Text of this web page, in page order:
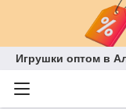
Игрушки оптом в